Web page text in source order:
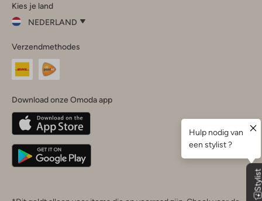
InstagramFacebook
Kies je land
NEDERLAND
je
land
Nederland
Belgique(Français)
Deutschland
Verzendmethodes
Download onze Omoda app